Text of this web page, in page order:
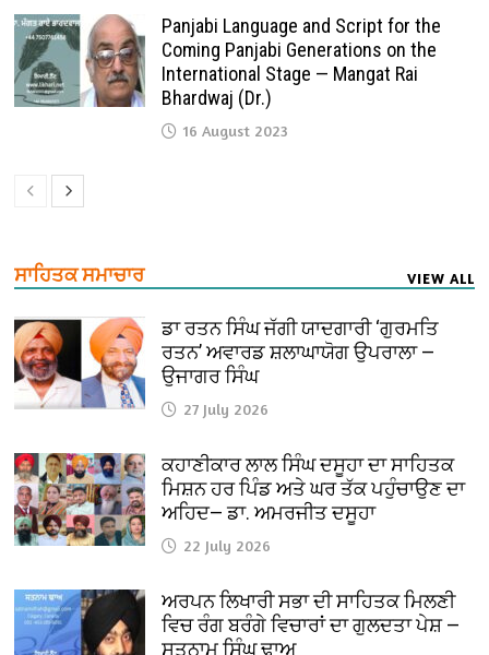
Panjabi Language and Script for the
Coming Panjabi Generations on the
International Stage — Mangat Rai
Bhardwaj (Dr.)
16 August 2023
ਸਾਹਿਤਕ ਸਮਾਚਾਰ VIEW ALL
ਡਾ ਰਤਨ ਸਿੰਘ ਜੱਗੀ ਯਾਦਗਾਰੀ ‘ਗੁਰਮਤਿ
ਰਤਨ’ ਅਵਾਰਡ ਸ਼ਲਾਘਾਯੋਗ ਉਪਰਾਲਾ —
ਉਜਾਗਰ ਸਿੰਘ
27 July 2026
ਕਹਾਣੀਕਾਰ ਲਾਲ ਸਿੰਘ ਦਸੂਹਾ ਦਾ ਸਾਹਿਤਕ
ਮਿਸ਼ਨ ਹਰ ਪਿੰਡ ਅਤੇ ਘਰ ਤੱਕ ਪਹੁੰਚਾਉਣ ਦਾ
ਅਹਿਦ— ਡਾ. ਅਮਰਜੀਤ ਦਸੂਹਾ
22 July 2026
ਅਰਪਨ ਲਿਖਾਰੀ ਸਭਾ ਦੀ ਸਾਹਿਤਕ ਮਿਲਣੀ
ਵਿਚ ਰੰਗ ਬਰੰਗੇ ਵਿਚਾਰਾਂ ਦਾ ਗੁਲਦਤਾ ਪੇਸ਼ —
ਸਤਨਾਮ ਸਿੰਘ ਢਾਅ